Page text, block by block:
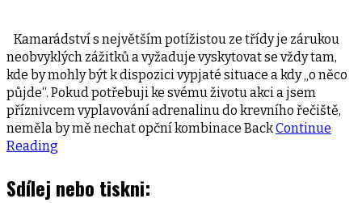
Kamarádství s největším potížistou ze třídy je zárukou
neobvyklých zážitků a vyžaduje vyskytovat se vždy tam,
kde by mohly být k dispozici vypjaté situace a kdy „o něco
půjde“. Pokud potřebuji ke svému životu akci a jsem
příznivcem vyplavování adrenalinu do krevního řečiště,
neměla by mě nechat opční kombinace BackContinue
Reading
Sdílej nebo tiskni: